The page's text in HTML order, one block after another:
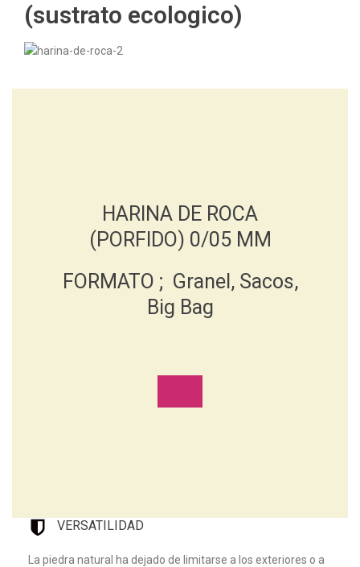
(sustrato ecologico)
HARINA DE ROCA
(PORFIDO) 0/05 MM
FORMATO ; Granel, Sacos,
Big Bag
VERSATILIDAD
La piedra natural ha dejado de limitarse a los exteriores o a